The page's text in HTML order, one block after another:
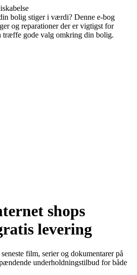
bolig stiger i værdi? Denne e-bog
og reparationer der er vigtigst for
træffe gode valg omkring din bolig.
shops
levering
film, serier og dokumentarer på
underholdningstilbud for både